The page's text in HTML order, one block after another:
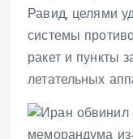
Равид, целями
системы
ракет и пункты
летательных